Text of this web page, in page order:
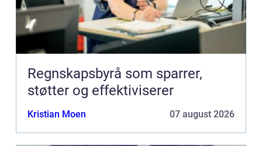
Regnskapsbyrå som sparrer,
støtter og effektiviserer
Kristian Moen 07 august 2026